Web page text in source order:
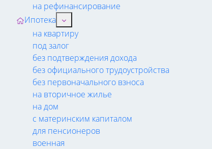
на рефинансирование
Ипотека
на квартиру
под залог
без подтверждения дохода
без официального трудоустройства
без первоначального взноса
на вторичное жилье
на дом
с материнским капиталом
для пенсионеров
военная